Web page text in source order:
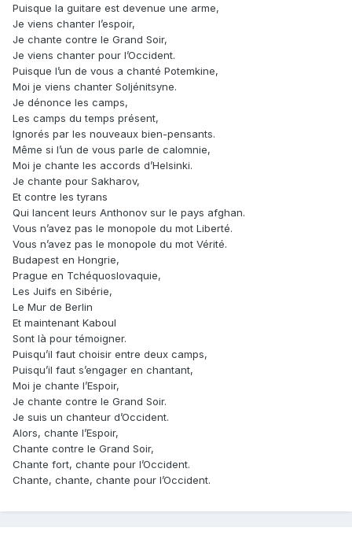
Puisque la guitare est devenue une arme,
Je viens chanter l’espoir,
Je chante contre le Grand Soir,
Je viens chanter pour l’Occident.
Puisque l’un de vous a chanté Potemkine,
Moi je viens chanter Soljénitsyne.
Je dénonce les camps,
Les camps du temps présent,
Ignorés par les nouveaux bien-pensants.
Même si l’un de vous parle de calomnie,
Moi je chante les accords d’Helsinki.
Je chante pour Sakharov,
Et contre les tyrans
Qui lancent leurs Anthonov sur le pays afghan.
Vous n’avez pas le monopole du mot Liberté.
Vous n’avez pas le monopole du mot Vérité.
Budapest en Hongrie,
Prague en Tchéquoslovaquie,
Les Juifs en Sibérie,
Le Mur de Berlin
Et maintenant Kaboul
Sont là pour témoigner.
Puisqu’il faut choisir entre deux camps,
Puisqu’il faut s’engager en chantant,
Moi je chante l’Espoir,
Je chante contre le Grand Soir.
Je suis un chanteur d’Occident.
Alors, chante l’Espoir,
Chante contre le Grand Soir,
Chante fort, chante pour l’Occident.
Chante, chante, chante pour l’Occident.